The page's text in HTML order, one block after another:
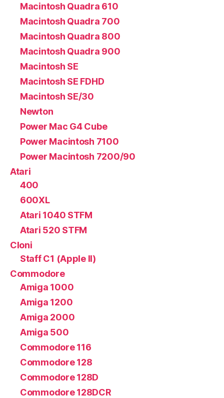
Macintosh Quadra 610
Macintosh Quadra 700
Macintosh Quadra 800
Macintosh Quadra 900
Macintosh SE
Macintosh SE FDHD
Macintosh SE/30
Newton
Power Mac G4 Cube
Power Macintosh 7100
Power Macintosh 7200/90
Atari
400
600XL
Atari 1040 STFM
Atari 520 STFM
Cloni
Staff C1 (Apple II)
Commodore
Amiga 1000
Amiga 1200
Amiga 2000
Amiga 500
Commodore 116
Commodore 128
Commodore 128D
Commodore 128DCR